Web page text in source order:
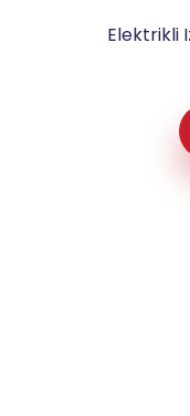
Elektrikli